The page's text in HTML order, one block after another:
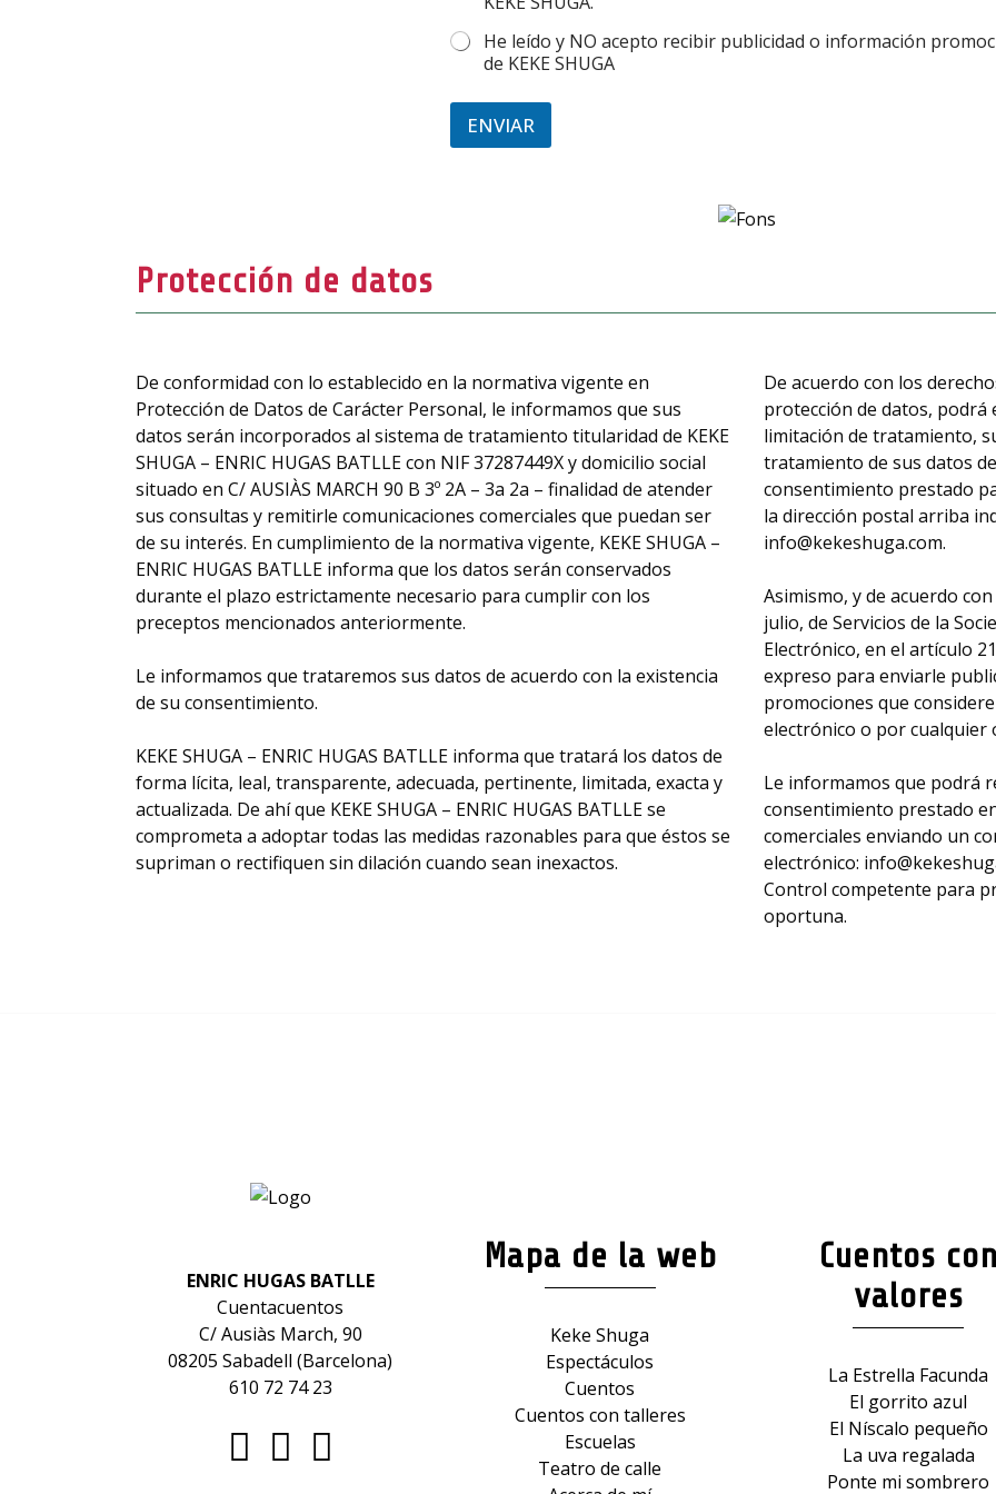
He leído y NO acepto recibir publicidad o información
de KEKE SHUGA
ENVIAR
Protección de datos
De conformidad con lo establecido en la normativa vigente en
Protección de Datos de Carácter Personal, le informamos que sus
datos serán incorporados al sistema de tratamiento titularidad de KEKE
SHUGA – ENRIC HUGAS BATLLE con NIF 37287449X y domicilio social
situado en C/ AUSIÀS MARCH 90 B 3º 2A – 3a 2a – finalidad de atender
sus consultas y remitirle comunicaciones comerciales que puedan ser
de su interés. En cumplimiento de la normativa vigente, KEKE SHUGA –
ENRIC HUGAS BATLLE informa que los datos serán conservados
durante el plazo estrictamente necesario para cumplir con los
preceptos mencionados anteriormente.
Le informamos que trataremos sus datos de acuerdo con la existencia
de su consentimiento.
KEKE SHUGA – ENRIC HUGAS BATLLE informa que tratará los datos de
forma lícita, leal, transparente, adecuada, pertinente, limitada, exacta y
actualizada. De ahí que KEKE SHUGA – ENRIC HUGAS BATLLE se
comprometa a adoptar todas las medidas razonables para que éstos se
supriman o rectifiquen sin dilación cuando sean inexactos.
De acuerdo con los
protección de datos, podrá
limitación de tratamiento,
tratamiento de sus datos
consentimiento prestado
la dirección postal arriba
info@kekeshuga.com.
Asimismo, y de acuerdo
julio, de Servicios de la
Electrónico, en el artículo
expreso para enviarle
promociones que
electrónico o por cualquier
Le informamos que podrá
consentimiento prestado
comerciales enviando un
electrónico:
Control competente para
oportuna.
ENRIC HUGAS BATLLE
Cuentacuentos
C/ Ausiàs March, 90
08205 Sabadell (Barcelona)
610 72 74 23
Mapa de la web
Keke Shuga
Espectáculos
Cuentos
Cuentos con talleres
Escuelas
Teatro de calle
Cuentos
valores
La Estrella Facunda
El gorrito azul
El Níscalo pequeño
La uva regalada
Ponte mi sombrero